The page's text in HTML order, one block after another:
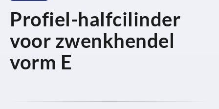
Profiel-halfcilinder
voor zwenkhendel
vorm E